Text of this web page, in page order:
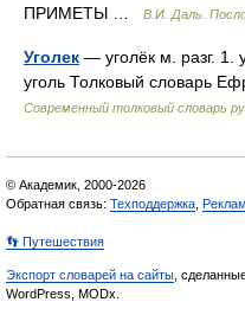
ПРИМЕТЫ …
В.И. Даль.
Уголек — уголёк м. разг. 1.
уголь Толковый словарь
Современный толковый словарь
© Академик, 2000-2026
Обратная связь: Техподдержка
👣 Путешествия
Экспорт словарей на сайты ,
WordPress, MODx.